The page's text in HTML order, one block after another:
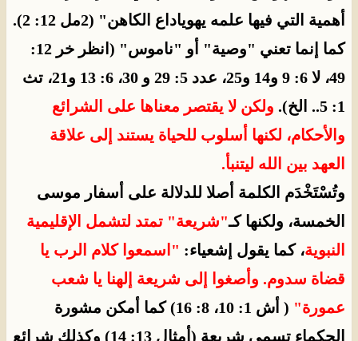
أهمية التي فيها علمه يهوياداع الكاهن" (2مل 12: 2).
كما إنما تعني "وصية" أو "ناموس" (انظر خر 12:
49، لا 6: 9 و14 و25، عدد 5: 29 و 30، 6: 13 و21، تث
1: 5.. الخ).
ولكن لا يقتصر معناها على الشرائع
والأحكام، لكنها أسلوب للحياة يستند إلى علاقة
العهد بين الله ليتنبأ.
وتُسْتَخْدَم الكلمة أصلا للدلالة على أسفار موسى
الخمسة، ولكنها كـ"شريعة" تمتد لتشمل الإقليمية
النبوية، كما يقول إشعياء: "اسمعوا كلام الرب يا
قضاة سدوم. وأصغوا إلى شريعة إلهنا يا شعب
عمورة"
( أش 1: 10، 8: 16) كما أمكن مشورة
الحكماء تسمى شريعة (أمثال 13: 14) وكذلك شرائع